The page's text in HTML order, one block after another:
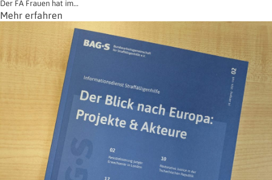
Der FA Frauen hat im…
Mehr erfahren